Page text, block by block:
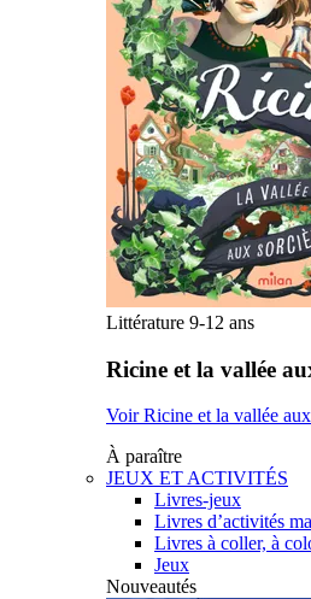
Littérature 9-12 ans
Ricine et la vallée
Voir Ricine et la vallée
À paraître
JEUX ET ACTIVITÉS
Livres-jeux
Livres d’activités
Livres à coller, à
Jeux
Nouveautés